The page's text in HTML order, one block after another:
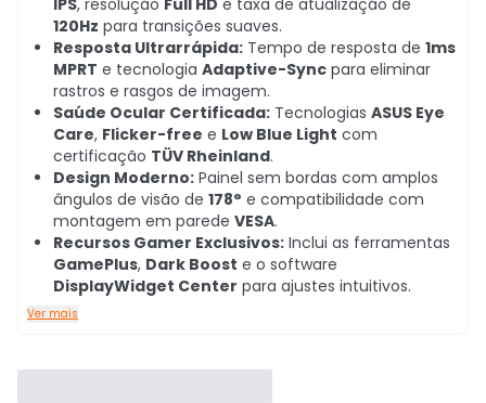
IPS, resolução Full HD e taxa de atualização de
120Hz para transições suaves.
Resposta Ultrarrápida: Tempo de resposta de 1ms
MPRT e tecnologia Adaptive-Sync para eliminar
rastros e rasgos de imagem.
Saúde Ocular Certificada: Tecnologias ASUS Eye
Care, Flicker-free e Low Blue Light com
certificação TÜV Rheinland.
Design Moderno: Painel sem bordas com amplos
ângulos de visão de 178° e compatibilidade com
montagem em parede VESA.
Recursos Gamer Exclusivos: Inclui as ferramentas
GamePlus, Dark Boost e o software
DisplayWidget Center para ajustes intuitivos.
Ver mais